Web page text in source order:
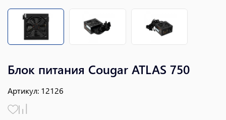
Блок питания Cougar ATLAS 750
Артикул: 12126